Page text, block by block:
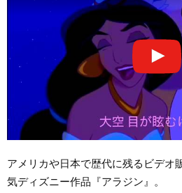
アメリカや日本で歴代に残るビデオ
気ディズニー作品『アラジン』。